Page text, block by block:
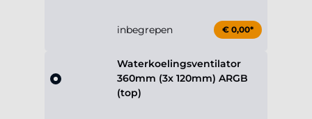
inbegrepen € 0,00*
Waterkoelingsventilator
360mm (3x 120mm) ARGB
(top)